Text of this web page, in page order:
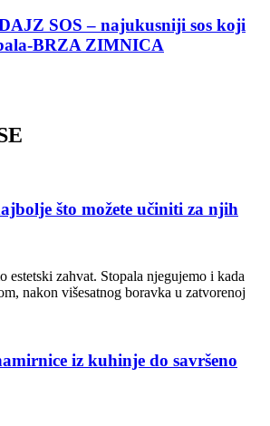
SOS – najukusniji sos koji
BRZA ZIMNICA
što možete učiniti za njih
estetski zahvat. Stopala njegujemo i kada
nakon višesatnog boravka u zatvorenoj
iz kuhinje do savršeno